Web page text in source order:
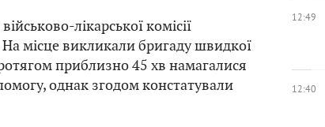
лікарської комісії
На місце викликали бригаду швидкої
приблизно 45 хв намагалися
однак згодом констатували
12:49
12:40